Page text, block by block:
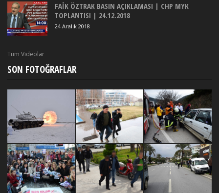
FAİK ÖZTRAK BASIN AÇIKLAMASI | CHP MYK
TOPLANTISI | 24.12.2018
24 Aralık 2018
Tüm Videolar
SON FOTOĞRAFLAR